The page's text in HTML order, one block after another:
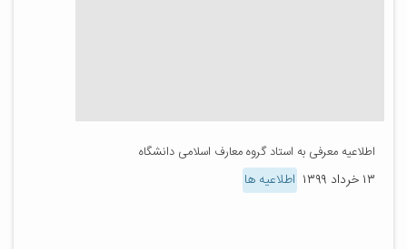
اطلاعیه معرفی به استاد گروه معارف اسلامی دانشگاه
۱۳ خرداد ۱۳۹۹ اطلاعیه ها